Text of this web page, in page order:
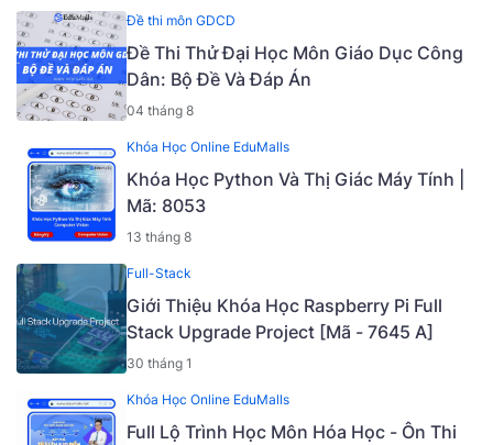
Đề thi môn GDCD
Đề Thi Thử Đại Học Môn Giáo Dục Công
Dân: Bộ Đề Và Đáp Án
04 tháng 8
Khóa Học Online EduMalls
Khóa Học Python Và Thị Giác Máy Tính |
Mã: 8053
13 tháng 8
Full-Stack
Giới Thiệu Khóa Học Raspberry Pi Full
Stack Upgrade Project [Mã - 7645 A]
30 tháng 1
Khóa Học Online EduMalls
Full Lộ Trình Học Môn Hóa Học - Ôn Thi